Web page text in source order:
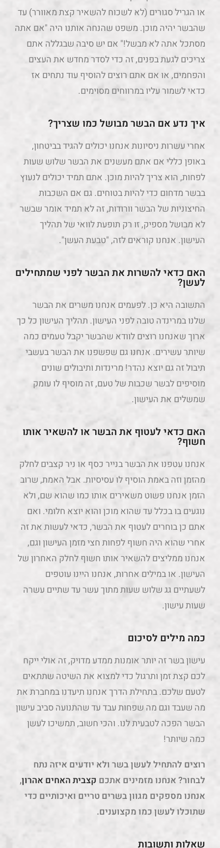
או הגריל סגורים (לא לשכוח להשאיר קצת מאוורר) עד
שהבשר יהיה מוכן. משפט שהנחה אותנו היה "אם אתה
מסתכל אתה לא מבשל!" אם יש סיבה שבגללה אתם
צריכים לגעת בפנים, זה כדי לסדר מחדש את העצים
והפחמים, או אם אתם רוצים להוסיף עוד נתחים אז
כדאי לשמור עליו במרווחים מסוימים.
איך נדע אם הבשר מבושל כמו שצריך?
אחרי עשרות ניסיונות אנחנו יכולים להגיד בביטחון,
באופן כללי אם אתם מעשנים את הבשר שלוש שעות
לפחות, הוא צריך להיות מוכן. אתם תמיד יכולים לנעוץ
בבשר מדחום כדי להיות בטוחים. גם אם השכבות
החיצוניות של הבשר וורודות, זה לא תמיד אומר שבשר
לא מבושל מספיק, זו רק תופעת לוואי של תהליך
העישון. אנחנו קוראים לזה, "טבעת העשן".
האם כדאי להשרות את הבשר לפני שמתחילים
לעשן?
התשובה היא כן. לפעמים אנחנו משרים את הבשר
שלנו במרינדה טובה לפני העישון. תהליך העישון כל כך
ארוך שאנחנו רוצים לוודא שהבשר יקבל טעמים כמה
שיותר עשירים. אנחנו גם שפשפנו את הבשר בעשבי
תיבול זה גם יוצא נהדר! מרינדות ותיבולים שונים
מוסיפים לבשר שכבות של טעם, זה מוסיף לו עומק
שמשלים את העישון.
האם כדאי לעטוף את הבשר או להשאיר אותו
חשוף?
אנחנו עטפנו את הבשר בנייר כסף או ניר קצבים לחלק
מהזמן וזה באמת הוסיף לו עסיסיות. אבל האמת, שרוב
הזמן אנחנו פשוט משאירים אותו כמו שהוא שם, ולא
נוגעים בו בכלל עד שהוא מוכן והוא יוצא חלומי. ואם
אתם כן בוחרים לעטוף את הבשר, כדאי לעשות את זה
אחרי שהוא היה חשוף לפחות חצי מזמן העישון וגם,
אנחנו ממליצים להשאיר אותו חשוף לחלק האחרון של
העישון. או במילים אחרות, אנחנו היינו עוטפים
לשעתיים גג שלוש שעות מתוך עשר עד שתיים עשרה
שעות עישון.
כמה מילים לסיכום
עישון בשר זה יותר אומנות ממדע מדויק, זה אולי ייקח
לכם קצת זמן ותרגול כדי למצוא את השיטה שתתאים
לטעם שלכם. בתחילת הדרך אנחנו תיעדנו במחברת את
מה שעבד וגם מה שפחות עבד עד שהתנועה סביב עישון
הבשר הפכה לטבעית לנו. והכי חשוב, תמשיכו לעשן
כמה שיותר!
רוצים להתחיל לעשן בשר ולא יודעים איזה נתח
לבחור? אנחנו מזמינים אתכם קצבית האחים אהרון,
אנחנו מספקים מגוון בשרים טריים ואיכותיים כדי
שתוכלו לעשן כמו מקצוענים.
שאלות ותשובות